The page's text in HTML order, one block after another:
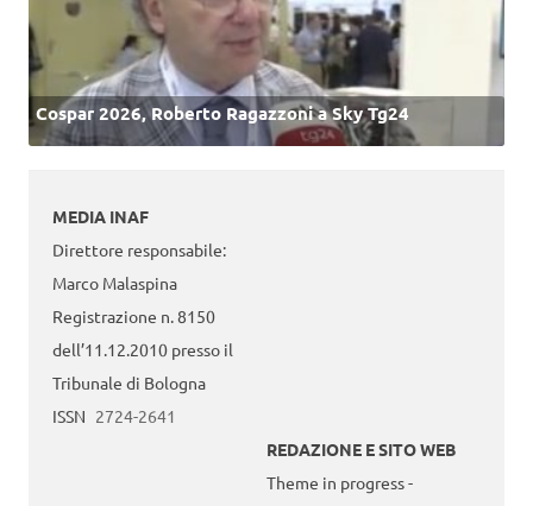
Cospar 2026, Roberto Ragazzoni a Sky Tg24
MEDIA INAF
Direttore responsabile:
Marco Malaspina
Registrazione n. 8150
dell’11.12.2010 presso il
Tribunale di Bologna
ISSN 2724-2641
REDAZIONE E SITO WEB
Theme in progress -